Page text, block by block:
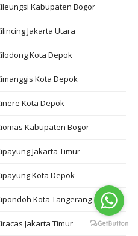
Kabupaten Bogor
Jakarta Utara
Kota Depok
Kota Depok
Kota Depok
Kabupaten Bogor
Jakarta Timur
Kota Depok
Kota Tangerang
Jakarta Timur